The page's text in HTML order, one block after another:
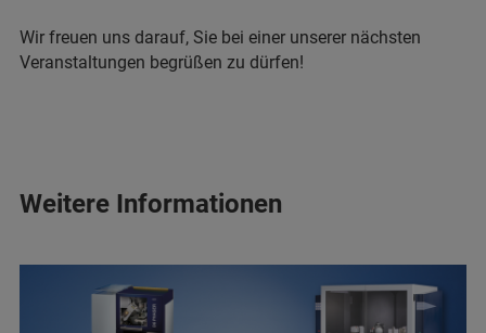
Wir freuen uns darauf, Sie bei einer unserer nächsten
Veranstaltungen begrüßen zu dürfen!
Weitere Informationen